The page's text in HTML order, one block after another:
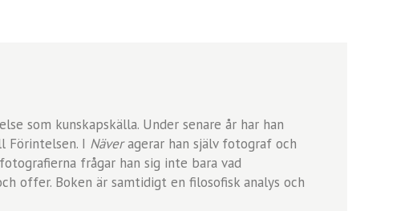
som kunskapskälla. Under senare år har han
I Näveragerar han själv fotograf och
frågar han sig inte bara vad
offer. Boken är samtidigt en filosofisk analys och